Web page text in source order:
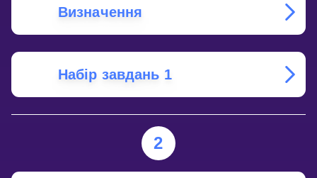
Визначення
Набір завдань 1
2